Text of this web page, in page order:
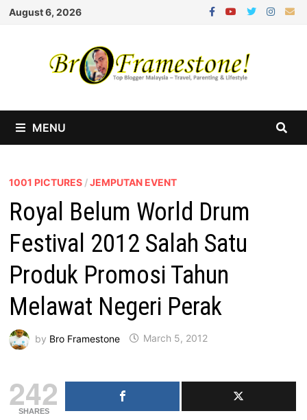
Skip
August 6, 2026
MENU
1001 PICTURES /JEMPUTAN EVENT
Royal Belum World Drum
Festival 2012 Salah Satu
Produk Promosi Tahun
Melawat Negeri Perak
by Bro Framestone March 5, 2012
242
SHARES